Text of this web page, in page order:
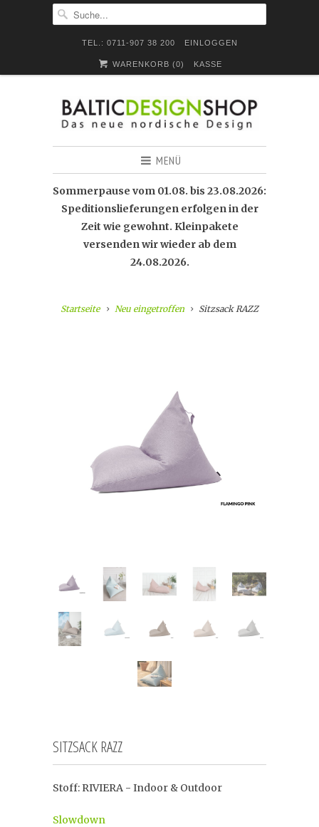
TEL.: 0711-907 38 200 EINLOGGEN
WARENKORB (0) KASSE
MENÜ
Sommerpause vom 01.08. bis 23.08.2026:
Speditionslieferungen erfolgen in der
Zeit wie gewohnt. Kleinpakete
versenden wir wieder ab dem
24.08.2026.
Startseite Neu eingetroffen Sitzsack RAZZ
SITZSACK RAZZ
Stoff: RIVIERA - Indoor & Outdoor
Slowdown